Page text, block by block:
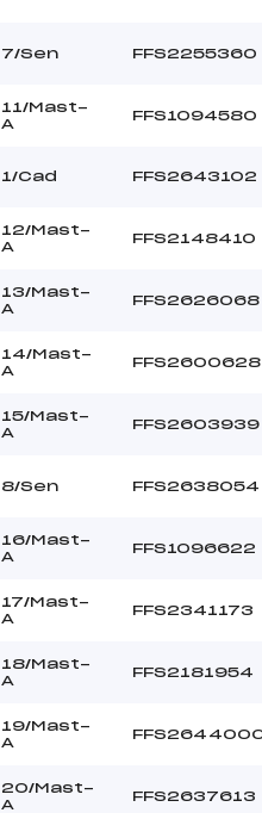
7/Sen FFS2255360
11/Mast-
A
FFS1094580
1/Cad FFS2643102
12/Mast-
A
FFS2148410
13/Mast-
A
FFS2626068
14/Mast-
A
FFS2600628
15/Mast-
A
FFS2603939
8/Sen FFS2638054
16/Mast-
A
FFS1096622
17/Mast-
A
FFS2341173
18/Mast-
A
FFS2181954
19/Mast-
A
20/Mast-
A
FFS2637613